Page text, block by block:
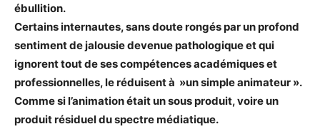
ébullition.
Certains internautes, sans doute rongés par un profond
sentiment de jalousie devenue pathologique et qui
ignorent tout de ses compétences académiques et
professionnelles, le réduisent à »un simple animateur ».
Comme si l’animation était un sous produit, voire un
produit résiduel du spectre médiatique.